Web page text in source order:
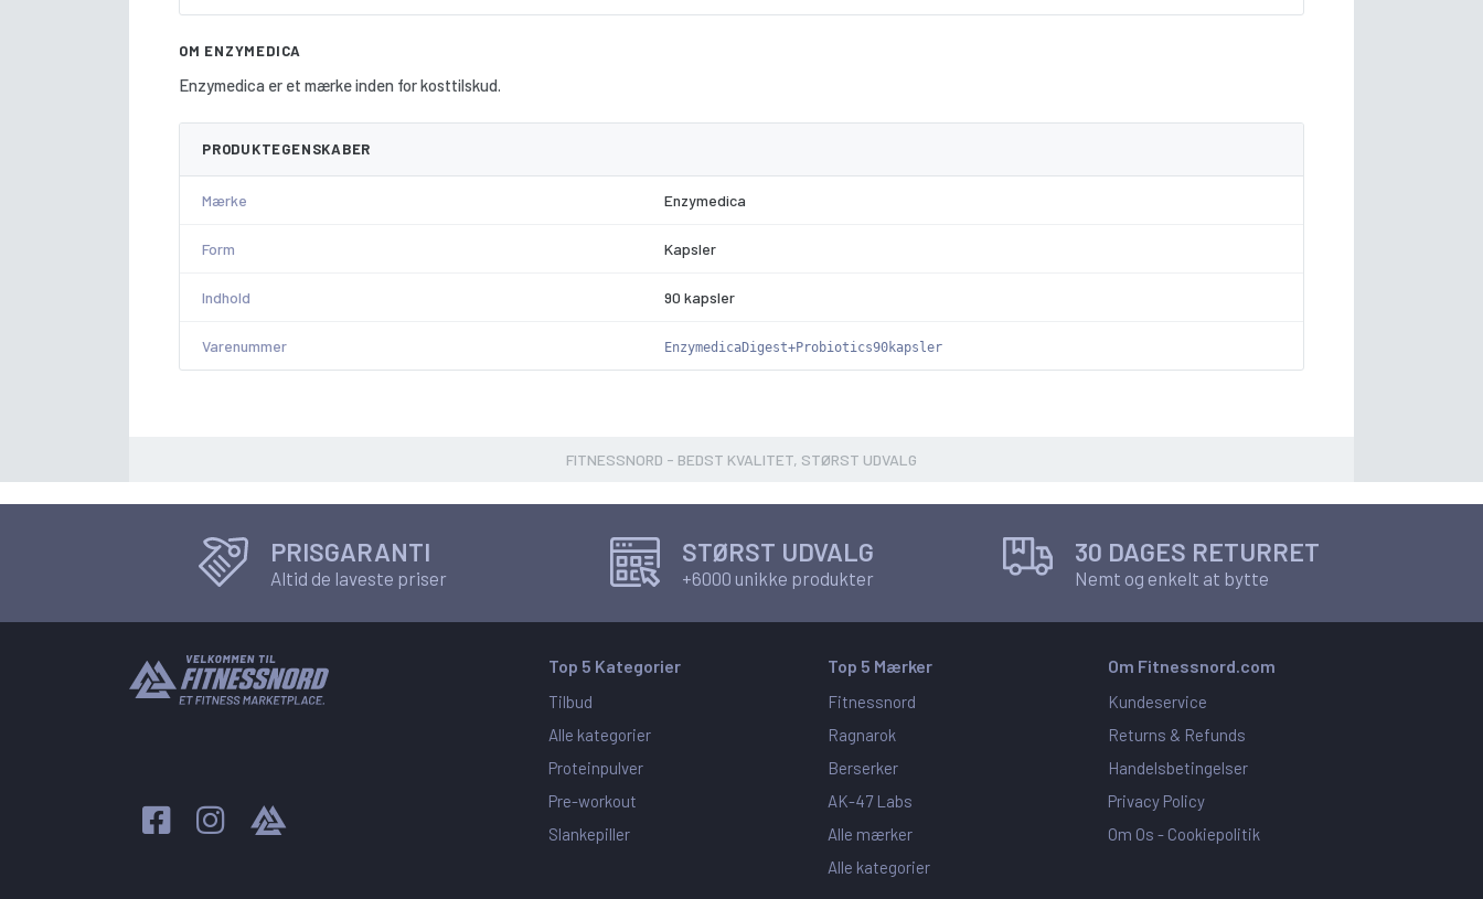
OM ENZYMEDICA
Enzymedica er et mærke inden for kosttilskud.
PRODUKTEGENSKABER
Mærke Enzymedica
Form Kapsler
Indhold 90 kapsler
Varenummer EnzymedicaDigest+Probiotics90kapsler
FITNESSNORD - BEDST KVALITET, STØRST UDVALG
PRISGARANTI
Altid de laveste priser
STØRST UDVALG
+6000 unikke produkter
30 DAGES RETURRET
Nemt og enkelt at bytte
Top 5 Kategorier
Tilbud
Alle kategorier
Proteinpulver
Pre-workout
Slankepiller
Top 5 Mærker
Fitnessnord
Ragnarok
Berserker
AK-47 Labs
Alle mærker
Alle kategorier
Om Fitnessnord.com
Kundeservice
Returns & Refunds
Handelsbetingelser
Privacy Policy
Om Os - Cookiepolitik